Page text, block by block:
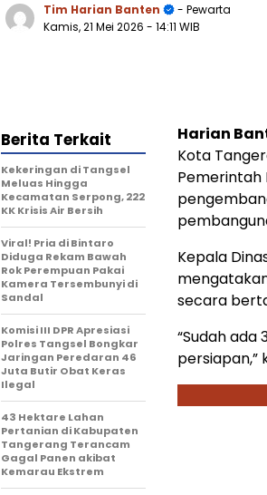
Tim Harian Banten
- Pewarta
Kamis, 21 Mei 2026 - 14:11 WIB
Harian
Kota
Pemerintah
Kepala
secara
“Sudah
persiapan,”
Berita Terkait
Kekeringan di Tangsel
Meluas Hingga
Kecamatan Serpong, 222
KK Krisis Air Bersih
Viral! Pria di Bintaro
Diduga Rekam Bawah
Rok Perempuan Pakai
Kamera Tersembunyi di
Sandal
Komisi III DPR Apresiasi
Polres Tangsel Bongkar
Jaringan Peredaran 46
Juta Butir Obat Keras
Ilegal
43 Hektare Lahan
Pertanian di Kabupaten
Tangerang Terancam
Gagal Panen akibat
Kemarau Ekstrem